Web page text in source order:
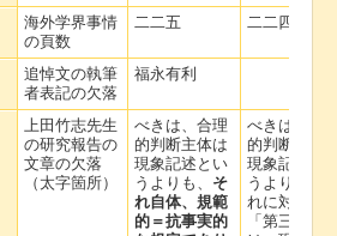
海外学界事情
の頁数
二二五 二二四
追悼文の執筆
者表記の欠落
福永有利
上田竹志先生
の研究報告の
文章の欠落
（太字箇所）
べきは、合理
的判断主体は
現象記述とい
うよりも、 そ
れ自体、規範
的＝抗事実的
べきは、合
的判断主体
現象記述と
うよりも、
れに対して
「第三の波